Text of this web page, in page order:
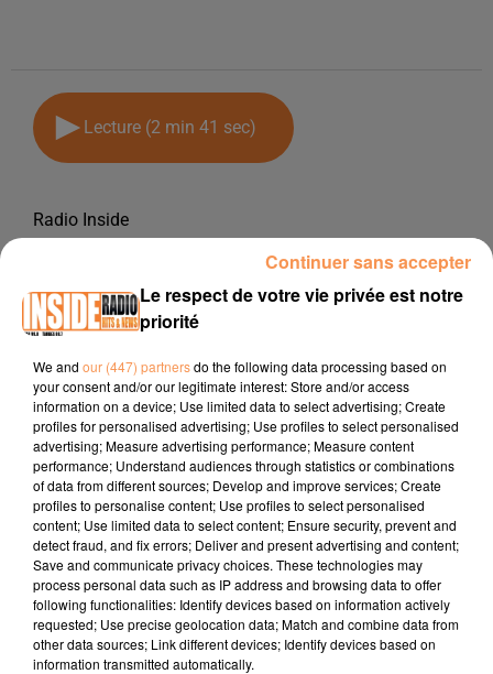
Lecture (2 min 41 sec)
Radio Inside
INTERVIEW DE CORENTIN ET CORALIE "ATELIER DU NEEZ & FÊTES
DES BERGES" À JURANÇON, SUR RADIO INSIDE
Site internet :www.ville-jurancon.fr
Facebook :Ville de Jurançon
Instagram :@villedejurancon
TITRES DIFFUSÉS
Le respect de votre vie privée est notre
priorité
We and our (447) partnersdo the following data processing based on
your consent and/or our legitimate interest: Store and/or access
information on a device; Use limited data to select advertising; Create
profiles for personalised advertising; Use profiles to select personalised
advertising; Measure advertising performance; Measure content
performance; Understand audiences through statistics or combinations
of data from different sources; Develop and improve services; Create
profiles to personalise content; Use profiles to select personalised
content; Use limited data to select content; Ensure security, prevent and
detect fraud, and fix errors; Deliver and present advertising and content;
Save and communicate privacy choices. These technologies may
process personal data such as IP address and browsing data to offer
following functionalities: Identify devices based on information actively
requested; Use precise geolocation data; Match and combine data from
other data sources; Link different devices; Identify devices based on
information transmitted automatically.
Continuer sans accepter